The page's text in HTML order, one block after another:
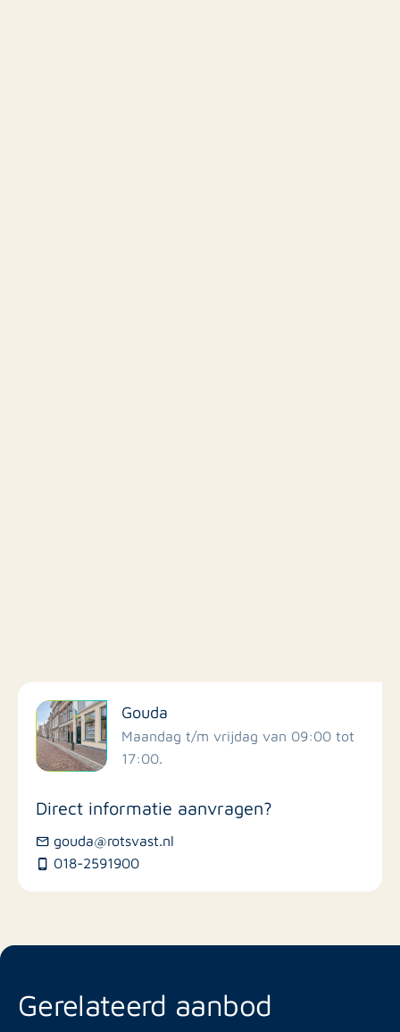
Filter op faciliteiten
Scholen
Busstations
Gouda
Maandag t/m vrijdag van 09:00 tot
17:00.
Direct informatie aanvragen?
gouda@rotsvast.nl
018-2591900
Gerelateerd aanbod